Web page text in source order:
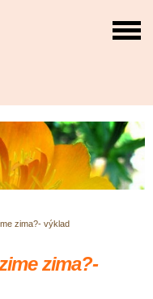
zima?- výklad
zima?-